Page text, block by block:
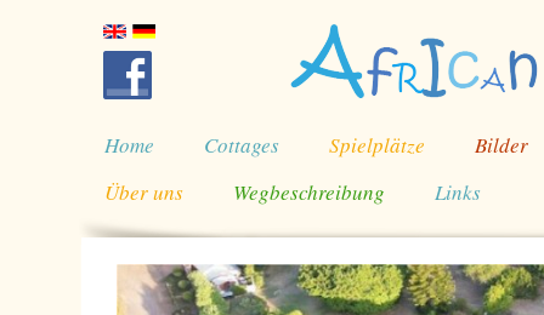
Home Cottages Spielplätze
Bilder
Über uns
Wegbeschreibung Links